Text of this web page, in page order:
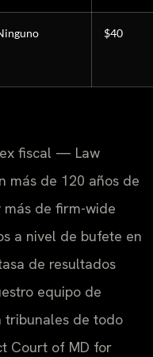
$40
ex fiscal — Law
más de 120 años de
de firm-wide
a nivel de bufete en
de resultados
equipo de
tribunales de todo
Court of MD for